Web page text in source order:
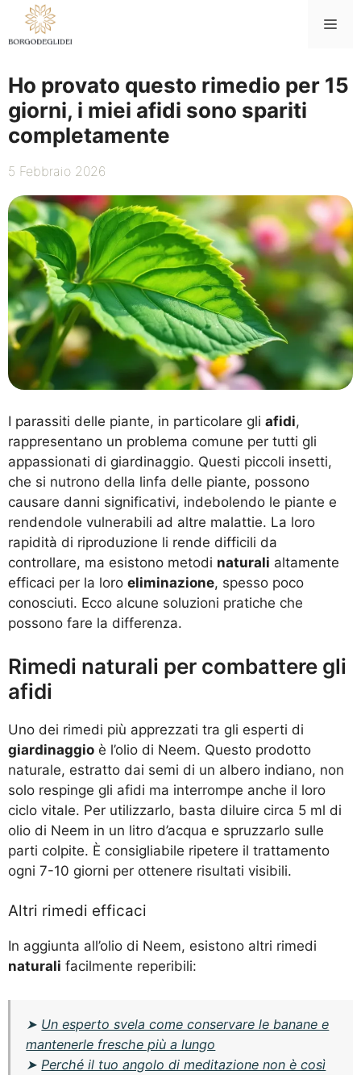
contenuto
Ho provato questo rimedio per 15
giorni, i miei afidi sono spariti
completamente
5 Febbraio 2026
I parassiti delle piante, in particolare gli afidi,
rappresentano un problema comune per tutti gli
appassionati di giardinaggio. Questi piccoli insetti,
che si nutrono della linfa delle piante, possono
causare danni significativi, indebolendo le piante e
rendendole vulnerabili ad altre malattie. La loro
rapidità di riproduzione li rende difficili da
controllare, ma esistono metodi naturali altamente
efficaci per la loro eliminazione, spesso poco
conosciuti. Ecco alcune soluzioni pratiche che
possono fare la differenza.
Rimedi naturali per combattere gli
afidi
Uno dei rimedi più apprezzati tra gli esperti di
giardinaggio è l’olio di Neem. Questo prodotto
naturale, estratto dai semi di un albero indiano, non
solo respinge gli afidi ma interrompe anche il loro
ciclo vitale. Per utilizzarlo, basta diluire circa 5 ml di
olio di Neem in un litro d’acqua e spruzzarlo sulle
parti colpite. È consigliabile ripetere il trattamento
ogni 7-10 giorni per ottenere risultati visibili.
Altri rimedi efficaci
In aggiunta all’olio di Neem, esistono altri rimedi
naturali facilmente reperibili:
➤ Un esperto svela come conservare le banane e
mantenerle fresche più a lungo
➤ Perché il tuo angolo di meditazione non è così